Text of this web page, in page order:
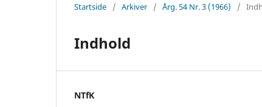
Startside / Arkiver / Årg. 54 Nr. 3 (1966) /
Indhold
NTfK